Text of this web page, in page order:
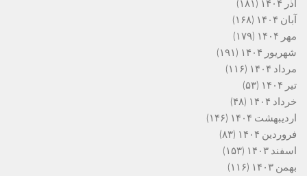
آذر ۱۴۰۴
(۱۸۱)
آبان ۱۴۰۴
(۱۶۸)
مهر ۱۴۰۴
(۱۷۹)
شهریور ۱۴۰۴
(۱۹۱)
مرداد ۱۴۰۴
(۱۱۶)
تیر ۱۴۰۴
(۵۳)
خرداد ۱۴۰۴
(۴۸)
اردیبهشت ۱۴۰۴
(۱۴۶)
فروردین ۱۴۰۴
(۸۳)
اسفند ۱۴۰۳
(۱۵۳)
بهمن ۱۴۰۳
(۱۱۶)